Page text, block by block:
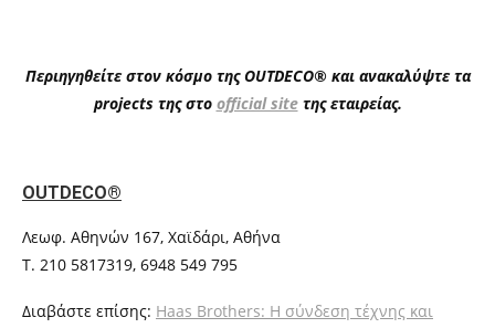
Περιηγηθείτε στον κόσμο της OUTDECO® και ανακαλύψτε τα
projects της στο official siteτης εταιρείας.
OUTDECO®
Λεωφ. Αθηνών 167, Χαϊδάρι, Αθήνα
T. 210 5817319, 6948 549 795
Διαβάστε επίσης: Haas Brothers: Η σύνδεση τέχνης και